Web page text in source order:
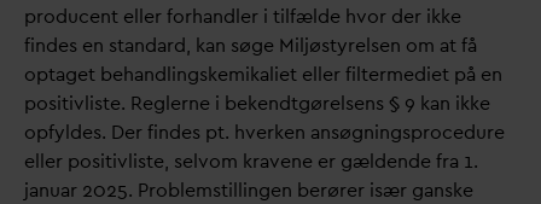
producent eller forhandler i tilfælde hvor der ikke
findes en standard, kan søge Miljøstyrelsen om at få
optaget behandlingskemikaliet eller filtermediet på en
positivliste. Reglerne i bekendtgørelsens § 9 kan ikke
opfyldes. Der findes pt. hverken ansøgningsprocedure
eller positivliste, selvom kravene er gældende fra 1.
januar 2025. Problemstillingen berører især ganske